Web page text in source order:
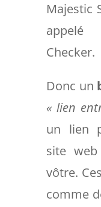
Majestic
appelé
Checker.
Donc un
« lien
un lien
site
vôtre.
comme